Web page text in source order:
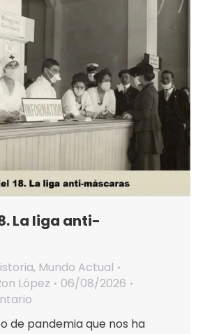
La liga anti-
, Mundo Actual
López
06/08/2026
de pandemia que nos ha